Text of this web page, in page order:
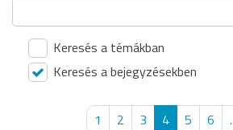
Keresés a témákban
Keresés a bejegyzésekben
1 2 3 4 5 6